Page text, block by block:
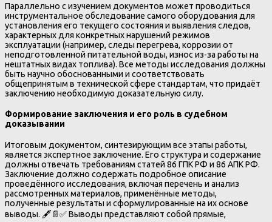
Параллельно с изучением документов может проводиться
инструментальное обследование самого оборудования для
установления его текущего состояния и выявления следов,
характерных для конкретных нарушений режимов
эксплуатации (например, следы перегрева, коррозии от
неподготовленной питательной воды, износ из-за работы на
нештатных видах топлива). Все методы исследования должны
быть научно обоснованными и соответствовать
общепринятым в технической сфере стандартам, что придаёт
заключению необходимую доказательную силу.
Формирование заключения и его роль в судебном
доказывании
Итоговым документом, синтезирующим все этапы работы,
является экспертное заключение. Его структура и содержание
должны отвечать требованиям статей 86 ГПК РФ и 86 АПК РФ.
Заключение должно содержать подробное описание
проведённого исследования, включая перечень и анализ
рассмотренных материалов, применённые методы,
полученные результаты и сформулированные на их основе
выводы. 🖋️📄✅ Выводы представляют собой прямые,